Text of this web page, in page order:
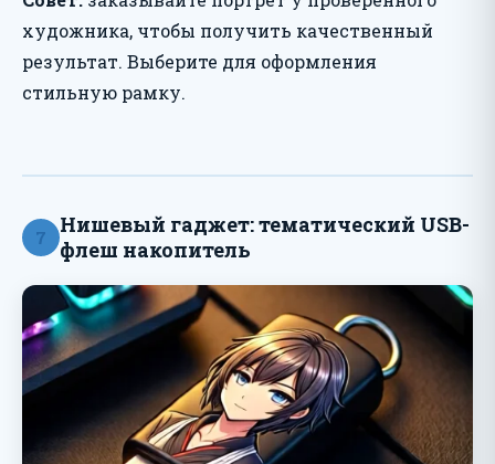
художника, чтобы получить качественный
результат. Выберите для оформления
стильную рамку.
7
Нишевый гаджет: тематический USB-
флеш накопитель